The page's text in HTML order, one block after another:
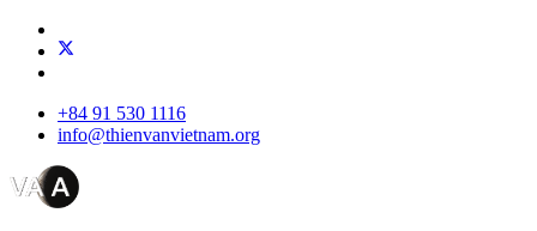
+84 91 530 1116
info@thienvanvietnam.org